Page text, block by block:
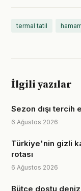
termal tatil
İlgili yazılar
Sezon dışı
6 Ağustos 2026
Türkiye'nin gizli
rotası
6 Ağustos 2026
Bütçe dostu